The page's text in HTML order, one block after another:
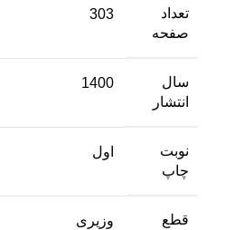
تعداد
صفحه
303
سال
انتشار
1400
نوبت
چاپ
اول
قطع
وزیری